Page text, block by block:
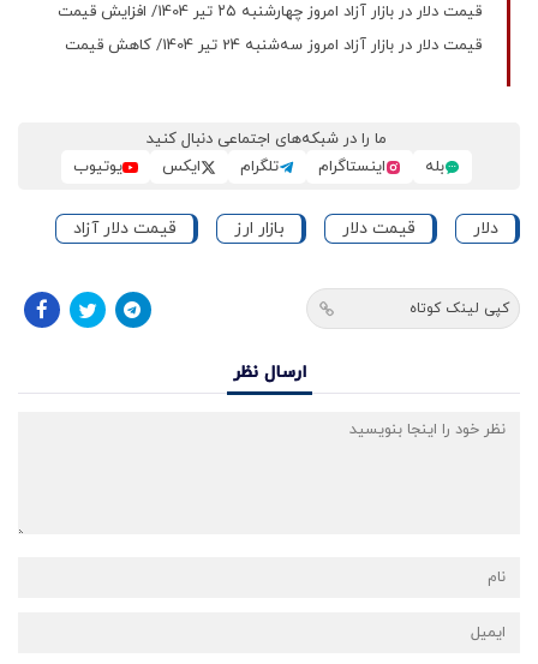
قیمت دلار در بازار آزاد امروز چهارشنبه ۲۵ تیر 1404/ افزایش قیمت
قیمت دلار در بازار آزاد امروز سه‌شنبه 24 تیر 1404/ کاهش قیمت
ما را در شبکه‌های اجتماعی دنبال کنید
بله
اینستاگرام تلگرام ایکس یوتیوب
دلار قیمت دلار بازار ارز قیمت دلار آزاد
کپی لینک کوتاه
ارسال نظر